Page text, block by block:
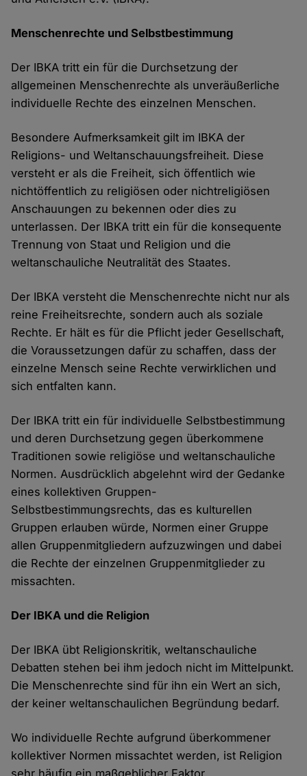
Menschenrechte und Selbstbestimmung
Der IBKA tritt ein für die Durchsetzung der
allgemeinen Menschenrechte als unveräußerliche
individuelle Rechte des einzelnen Menschen.
Besondere Aufmerksamkeit gilt im IBKA der
Religions- und Weltanschauungsfreiheit. Diese
versteht er als die Freiheit, sich öffentlich wie
nichtöffentlich zu religiösen oder nichtreligiösen
Anschauungen zu bekennen oder dies zu
unterlassen. Der IBKA tritt ein für die konsequente
Trennung von Staat und Religion und die
weltanschauliche Neutralität des Staates.
Der IBKA versteht die Menschenrechte nicht nur als
reine Freiheitsrechte, sondern auch als soziale
Rechte. Er hält es für die Pflicht jeder Gesellschaft,
die Voraussetzungen dafür zu schaffen, dass der
einzelne Mensch seine Rechte verwirklichen und
sich entfalten kann.
Der IBKA tritt ein für individuelle Selbstbestimmung
und deren Durchsetzung gegen überkommene
Traditionen sowie religiöse und weltanschauliche
Normen. Ausdrücklich abgelehnt wird der Gedanke
eines kollektiven Gruppen-
Selbstbestimmungsrechts, das es kulturellen
Gruppen erlauben würde, Normen einer Gruppe
allen Gruppenmitgliedern aufzuzwingen und dabei
die Rechte der einzelnen Gruppenmitglieder zu
missachten.
Der IBKA und die Religion
Der IBKA übt Religionskritik, weltanschauliche
Debatten stehen bei ihm jedoch nicht im Mittelpunkt.
Die Menschenrechte sind für ihn ein Wert an sich,
der keiner weltanschaulichen Begründung bedarf.
Wo individuelle Rechte aufgrund überkommener
kollektiver Normen missachtet werden, ist Religion